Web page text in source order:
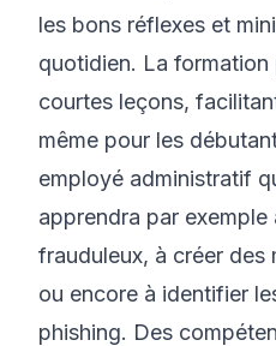
les bons réflexes et
quotidien. La
courtes leçons,
même pour les
employé administratif
apprendra par
frauduleux, à créer des
ou encore à identifier
phishing. Des